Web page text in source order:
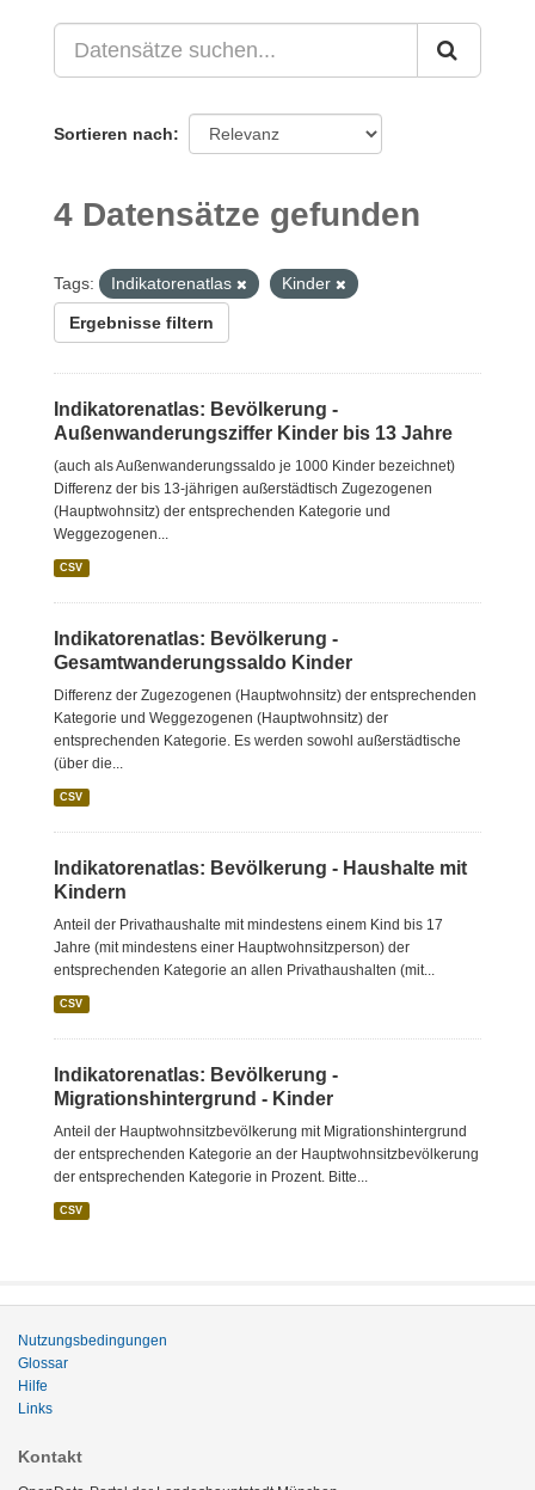
Sortieren nach
4 Datensätze gefunden
Tags: Indikatorenatlas Kinder
Ergebnisse filtern
Indikatorenatlas: Bevölkerung -
Außenwanderungsziffer Kinder bis 13 Jahre
(auch als Außenwanderungssaldo je 1000 Kinder bezeichnet)
Differenz der bis 13-jährigen außerstädtisch Zugezogenen
(Hauptwohnsitz) der entsprechenden Kategorie und
Weggezogenen...
CSV
Indikatorenatlas: Bevölkerung -
Gesamtwanderungssaldo Kinder
Differenz der Zugezogenen (Hauptwohnsitz) der entsprechenden
Kategorie und Weggezogenen (Hauptwohnsitz) der
entsprechenden Kategorie. Es werden sowohl außerstädtische
(über die...
CSV
Indikatorenatlas: Bevölkerung - Haushalte mit
Kindern
Anteil der Privathaushalte mit mindestens einem Kind bis 17
Jahre (mit mindestens einer Hauptwohnsitzperson) der
entsprechenden Kategorie an allen Privathaushalten (mit...
CSV
Indikatorenatlas: Bevölkerung -
Migrationshintergrund - Kinder
Anteil der Hauptwohnsitzbevölkerung mit Migrationshintergrund
der entsprechenden Kategorie an der Hauptwohnsitzbevölkerung
der entsprechenden Kategorie in Prozent. Bitte...
CSV
Nutzungsbedingungen
Glossar
Hilfe
Links
Kontakt